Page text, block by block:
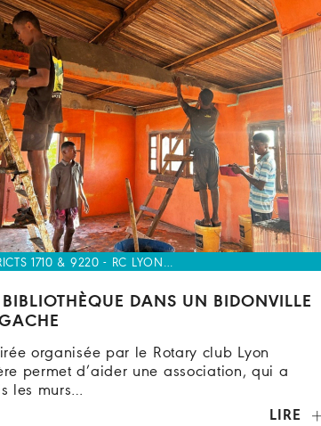
1710 & 9220 - RC LYON…
DANS UN BIDONVILLE
organisée par le Rotary club Lyon
permet d’aider une association, qui a
les murs…
LIRE